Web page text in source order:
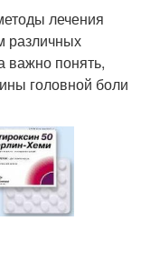
лечения
различных
важно понять,
головной боли